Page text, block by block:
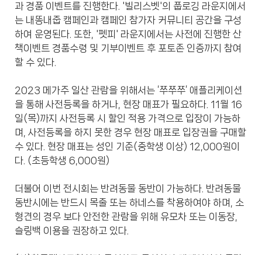
과 경품 이벤트를 진행한다. '빌리스벳'의 풉로깅 라운지에서
는 내똥내줍 캠페인과 캠페인 참가자 커뮤니티 공간을 구성
하여 운영된다. 또한, '펫피' 라운지에서는 사전에 진행한 산
책이벤트 경품수령 및 기부이벤트 후 포토존 인증까지 참여
할 수 있다.
2023 메가주 일산 관람을 위해서는 ‘쭈쭈쭈’ 애플리케이션
을 통해 사전등록을 하거나, 현장 매표가 필요하다. 11월 16
일(목)까지 사전등록 시 할인 적용 가격으로 입장이 가능하
며, 사전등록을 하지 못한 경우 현장 매표로 입장권을 구매할
수 있다. 현장 매표는 성인 기준(중학생 이상) 12,000원이
다. (초등학생 6,000원)
더불어 이번 전시회는 반려동물 동반이 가능하다. 반려동물
동반시에는 반드시 목줄 또는 하네스를 착용하여야 하며, 소
형견의 경우 보다 안전한 관람을 위해 유모차 또는 이동장,
슬링백 이용을 권장하고 있다.